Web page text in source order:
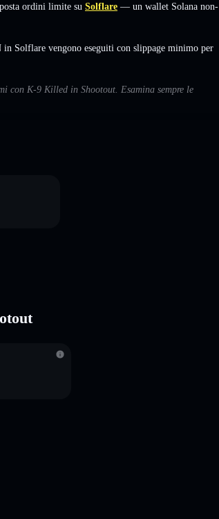
ordini limite su Solflare — un wallet Solana non-
Solflare vengono eseguiti con slippage minimo per
con K-9 Killed in Shootout. Esamina sempre le